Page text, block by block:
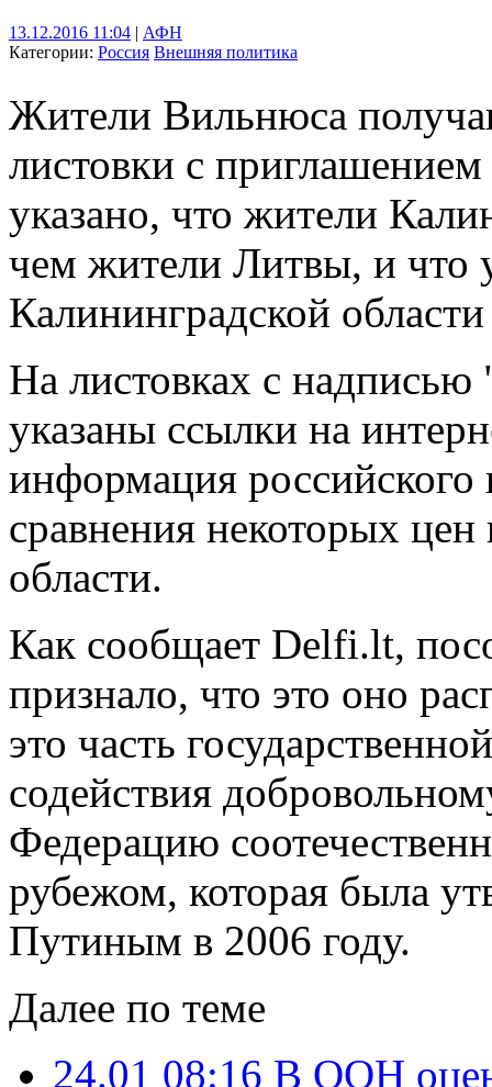
13.12.2016 11:04 | АФН
Категории: Россия Внешняя политика
Жители Вильнюса
листовки с
указано, что жители
чем жители Литвы, и что
Калининградской
На листовках с
указаны ссылки на
информация российского
сравнения некоторых
области.
Как сообщает Delfi.lt,
признало, что это оно
это часть
содействия
Федерацию
рубежом, которая была
Путиным в 2006 году.
Далее по теме
24.01 08:16 В ООН